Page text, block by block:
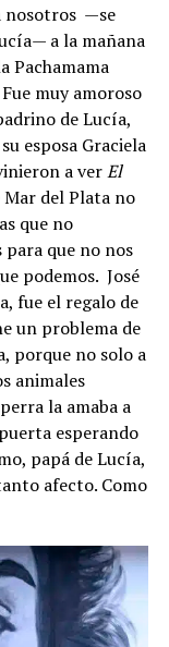
nosotros —se
a la mañana
Pachamama
muy amoroso
de Lucía,
esposa Graciela
a verEl
del Plata no
que no
que no nos
podemos. José
fue el regalo de
un problema de
porque no solo a
animales
la amaba a
esperando
papá de Lucía,
afecto. Como